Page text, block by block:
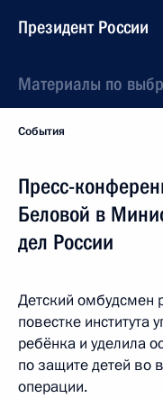
Президент России
Материалы по
События
Пресс-
Беловой в
дел России
Детский омбудсмен
повестке
ребёнка и уделила
по защите детей во
операции.